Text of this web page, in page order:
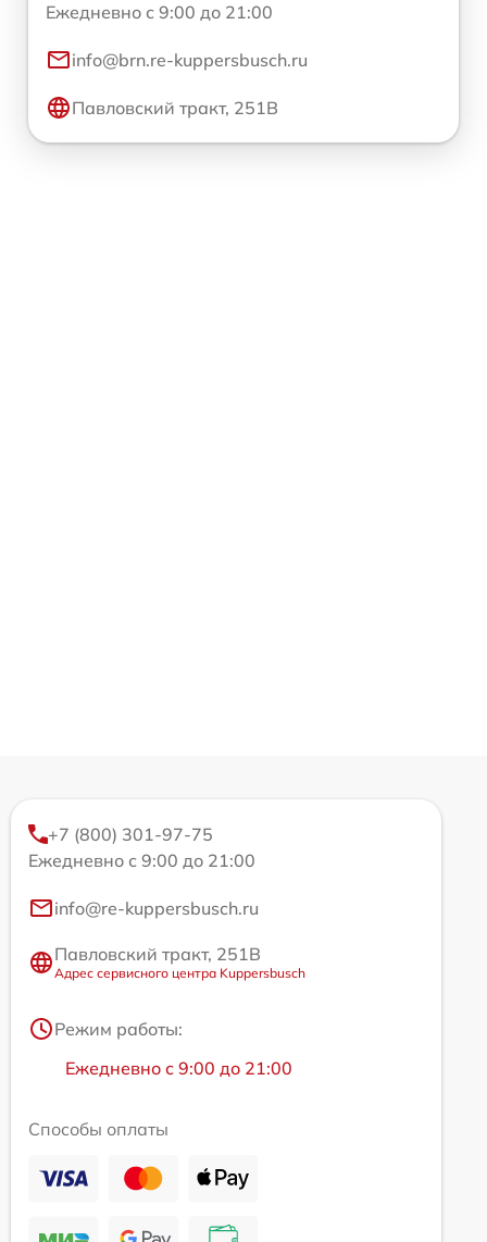
Ежедневно с 9:00 до 21:00
info@brn.re-kuppersbusch.ru
Павловский тракт, 251В
+7 (800) 301-97-75
Ежедневно с 9:00 до 21:00
info@re-kuppersbusch.ru
Павловский тракт, 251В
Адрес сервисного центра Kuppersbusch
Режим работы:
Ежедневно с 9:00 до 21:00
Способы оплаты